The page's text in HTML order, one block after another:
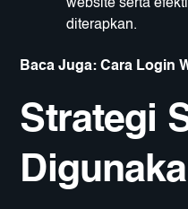
website serta
diterapkan.
Baca Juga:Cara Login
Strategi